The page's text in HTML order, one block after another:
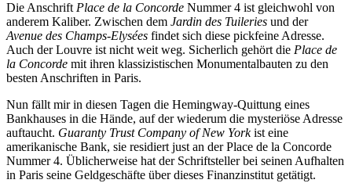
Die Anschrift Place de la Concorde Nummer 4 ist gleichwohl von
anderem Kaliber. Zwischen dem Jardin des Tuileries und der
Avenue des Champs-Elysées findet sich diese pickfeine Adresse.
Auch der Louvre ist nicht weit weg. Sicherlich gehört die Place de
la Concorde mit ihren klassizistischen Monumentalbauten zu den
besten Anschriften in Paris.
Nun fällt mir in diesen Tagen die Hemingway-Quittung eines
Bankhauses in die Hände, auf der wiederum die mysteriöse Adresse
auftaucht. Guaranty Trust Company of New Yorkist eine
amerikanische Bank, sie residiert just an der Place de la Concorde
Nummer 4. Üblicherweise hat der Schriftsteller bei seinen Aufhalten
in Paris seine Geldgeschäfte über dieses Finanzinstitut getätigt.